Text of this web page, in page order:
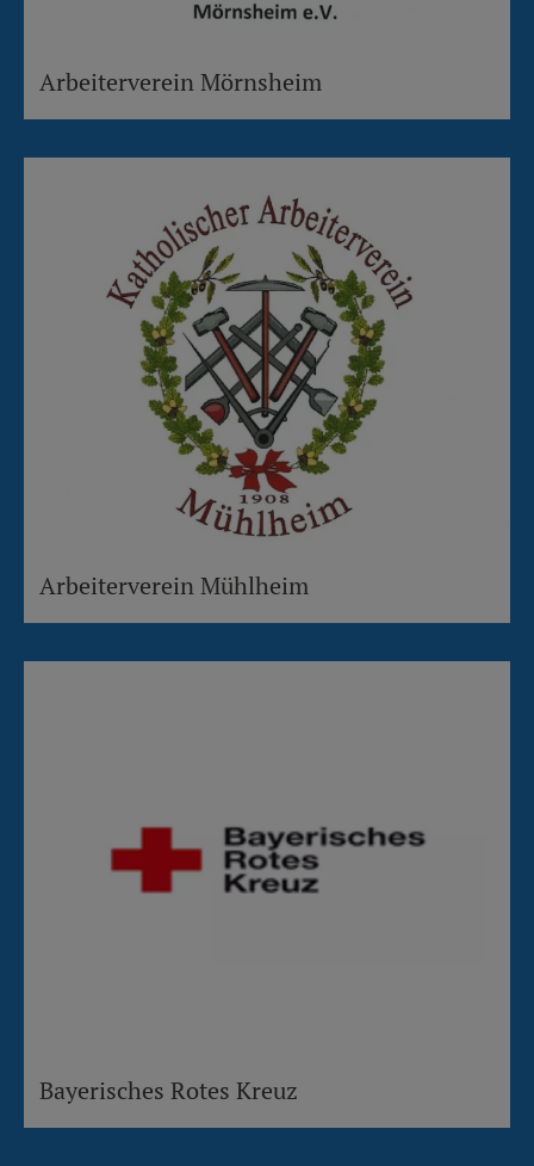
Arbeiterverein Mörnsheim
Arbeiterverein Mühlheim
Bayerisches Rotes Kreuz